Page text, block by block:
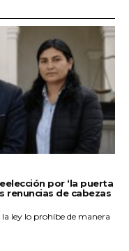
por ‘la puerta
renuncias de cabezas
ley lo prohíbe de manera